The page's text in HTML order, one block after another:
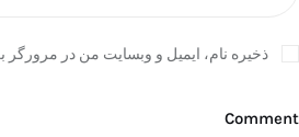
ذخیره نام، ایمیل و وبسایت من در مرورگر
Comment